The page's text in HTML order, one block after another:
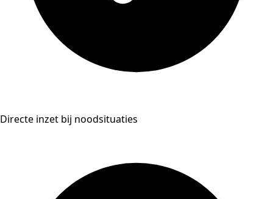
Directe inzet bij noodsituaties